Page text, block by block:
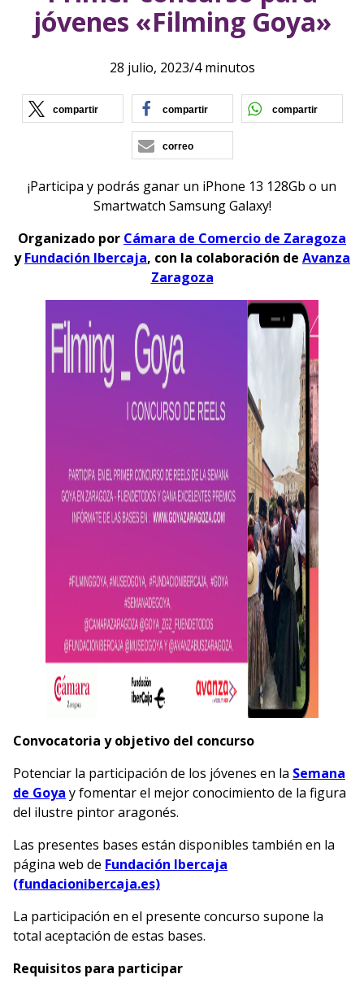
jóvenes «Filming Goya»
28 julio, 2023/4 minutos
compartir (se abre en nueva ventana)
compartir (se abre en nueva
compartir
correo
¡Participa y podrás ganar un iPhone 13 128Gb o un
Smartwatch Samsung Galaxy!
Organizado por Cámara de Comercio de Zaragoza
yFundación Ibercaja, con la colaboración de Avanza
Zaragoza
Convocatoria y objetivo del concurso
Potenciar la participación de los jóvenes en la Semana
de Goya y fomentar el mejor conocimiento de la figura
del ilustre pintor aragonés.
Las presentes bases están disponibles también en la
página web de Fundación Ibercaja
(fundacionibercaja.es)
La participación en el presente concurso supone la
total aceptación de estas bases.
Requisitos para participar